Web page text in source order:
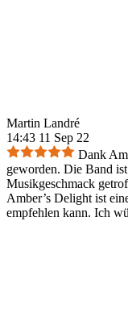
Martin Landré
14:43 11 Sep 22
Dank
geworden. Die Band
Musikgeschmack
Amber’s Delight ist
empfehlen kann. Ich